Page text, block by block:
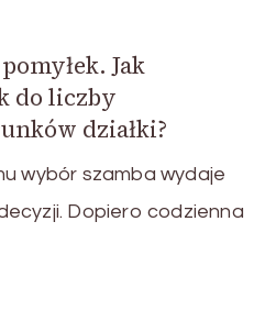
Jak
do liczby
działki?
wybór szamba wydaje
Dopiero codzienna